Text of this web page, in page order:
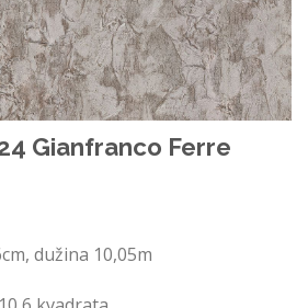
Gianfranco Ferre
dužina 10,05m